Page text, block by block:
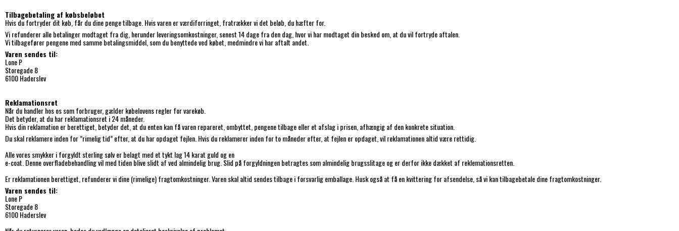
Tilbagebetaling af købsbeløbet
Hvis du fortryder dit køb, får du dine penge tilbage. Hvis varen er værdiforringet, fratrækker vi det beløb, du hæfter for.
Vi refunderer alle betalinger modtaget fra dig, herunder leveringsomkostninger, senest 14 dage fra den dag, hvor vi har modtaget din besked om, at du vil fortryde aftalen.
Vi tilbagefører pengene med samme betalingsmiddel, som du benyttede ved købet, medmindre vi har aftalt andet.
Varen sendes til:
Lone P
Storegade 8
6100 Haderslev
Reklamationsret
Når du handler hos os som forbruger, gælder købelovens regler for varekøb.
Det betyder, at du har reklamationsret i 24 måneder.
Hvis din reklamation er berettiget, betyder det, at du enten kan få varen repareret, ombyttet, pengene tilbage eller et afslag i prisen, afhængig af den konkrete situation.
Du skal reklamere inden for ”rimelig tid” efter, at du har opdaget fejlen. Hvis du reklamerer inden for to måneder efter, at fejlen er opdaget, vil reklamationen altid være rettidig.
Alle vores smykker i forgyldt sterling sølv er belagt med et tykt lag 14 karat guld og en
e-coat. Denne overfladebehandling vil med tiden blive slidt af ved almindelig brug. Slid på forgyldningen betragtes som almindelig brugsslitage og er derfor ikke dækket af reklemationsretten.
Er reklamationen berettiget, refunderer vi dine (rimelige) fragtomkostninger. Varen skal altid sendes tilbage i forsvarlig emballage. Husk også at få en kvittering for afsendelse, så vi kan tilbagebetale dine fragtomkostninger.
Varen sendes til:
Lone P
Storegade 8
6100 Haderslev